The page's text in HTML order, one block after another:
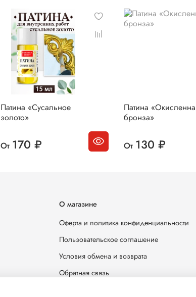
Патина «Сусальное
золото»
От 170 ₽
Патина
бронза»
От 130 ₽
О магазине
Оферта и политика конфиденциальности
Пользовательское соглашение
Условия обмена и возврата
Обратная связь